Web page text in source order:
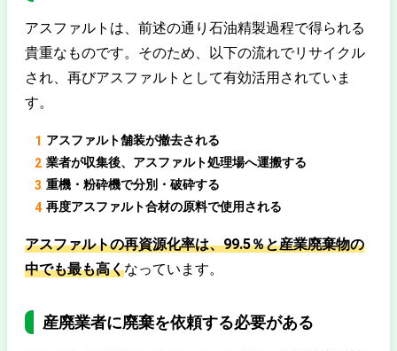
アスファルトは、前述の通り石油精製過程で得られる
貴重なものです。そのため、以下の流れでリサイクル
され、再びアスファルトとして有効活用されていま
す。
アスファルト舗装が撤去される
業者が収集後、アスファルト処理場へ運搬する
重機・粉砕機で分別・破砕する
再度アスファルト合材の原料で使用される
アスファルトの再資源化率は、99.5％と産業廃棄物の
中でも最も高くなっています。
産廃業者に廃棄を依頼する必要がある